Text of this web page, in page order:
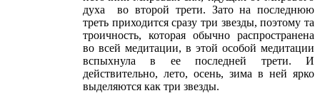
духа во второй трети. Зато на последнюю
треть приходится сразу три звезды, поэтому та
троичность, которая обычно распространена
во всей медитации, в этой особой медитации
вспыхнула в ее последней трети. И
действительно, лето, осень, зима в ней ярко
выделяются как три звезды.